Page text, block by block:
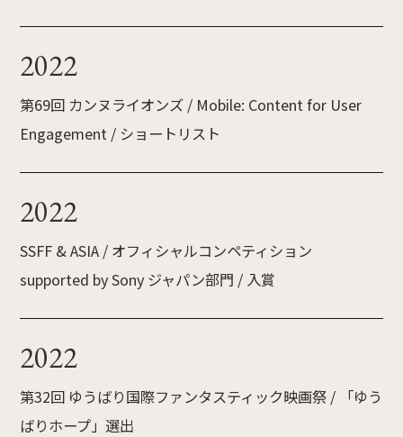
2022
第69回 カンヌライオンズ / Mobile: Content for User
Engagement / ショートリスト
2022
SSFF & ASIA / オフィシャルコンペティション
supported by Sony ジャパン部門 / 入賞
2022
第32回 ゆうばり国際ファンタスティック映画祭 / 「ゆう
ばりホープ」選出